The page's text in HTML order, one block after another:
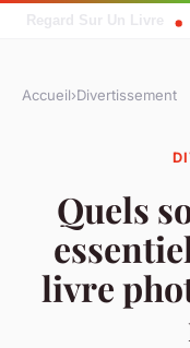
Accueil›Divertissement
Quels
livre